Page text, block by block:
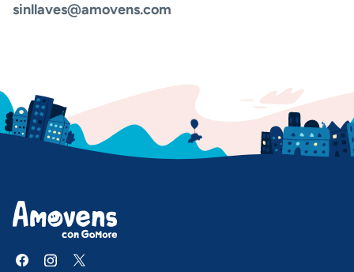
sinllaves@amovens.com